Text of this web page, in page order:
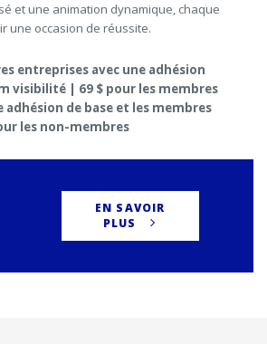
et une animation dynamique, chaque
une occasion de réussite.
entreprises avec une adhésion
visibilité | 69 $ pour les membres
adhésion de base et les membres
les non-membres
EN SAVOIR
PLUS